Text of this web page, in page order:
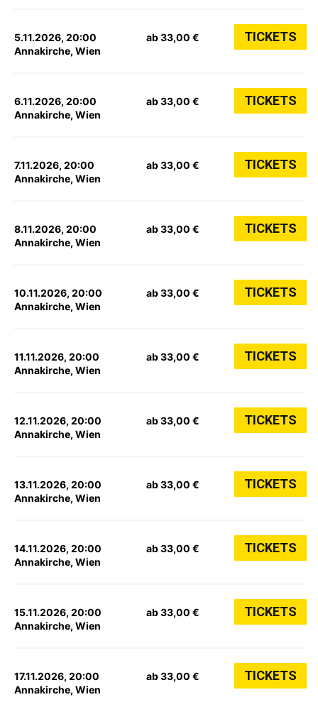
5.11.2026, 20:00
Annakirche, Wien
ab 33,00 € TICKETS
6.11.2026, 20:00
Annakirche, Wien
ab 33,00 € TICKETS
7.11.2026, 20:00
Annakirche, Wien
ab 33,00 € TICKETS
8.11.2026, 20:00
Annakirche, Wien
ab 33,00 € TICKETS
10.11.2026, 20:00
Annakirche, Wien
ab 33,00 € TICKETS
11.11.2026, 20:00
Annakirche, Wien
ab 33,00 € TICKETS
12.11.2026, 20:00
Annakirche, Wien
ab 33,00 € TICKETS
13.11.2026, 20:00
Annakirche, Wien
ab 33,00 € TICKETS
14.11.2026, 20:00
Annakirche, Wien
ab 33,00 € TICKETS
15.11.2026, 20:00
Annakirche, Wien
ab 33,00 € TICKETS
17.11.2026, 20:00
Annakirche, Wien
ab 33,00 € TICKETS